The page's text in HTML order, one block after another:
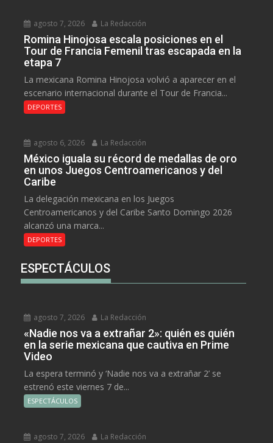
agosto 7, 2026 La Redacción
Romina Hinojosa escala posiciones en el
Tour de Francia Femenil tras escapada en la
etapa 7
La mexicana Romina Hinojosa volvió a aparecer en el
escenario internacional durante el Tour de Francia...
DEPORTES
agosto 6, 2026 La Redacción
México iguala su récord de medallas de oro
en unos Juegos Centroamericanos y del
Caribe
La delegación mexicana en los Juegos
Centroamericanos y del Caribe Santo Domingo 2026
alcanzó una marca...
DEPORTES
ESPECTÁCULOS
agosto 7, 2026 La Redacción
«Nadie nos va a extrañar 2»: quién es quién
en la serie mexicana que cautiva en Prime
Video
La espera terminó y ‘Nadie nos va a extrañar 2’ se
estrenó este viernes 7 de...
ESPECTÁCULOS
agosto 7, 2026 La Redacción